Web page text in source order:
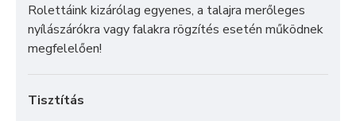
Rolettáink kizárólag egyenes, a talajra merőleges
nyílászárókra vagy falakra rögzítés esetén működnek
megfelelően!
Tisztítás